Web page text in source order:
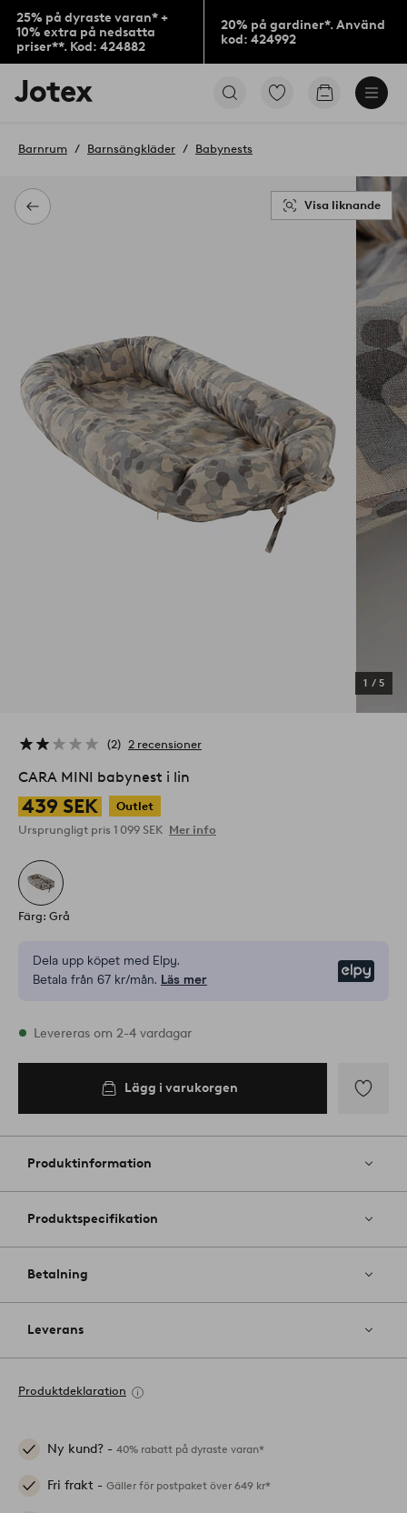
25% på dyraste varan* +
10% extra på nedsatta
priser**. Kod: 424882
20% på gardiner*. Använd
kod: 424992
Jotex
logotyp
till
Gå
Gå
Tillbaka
Barnrum Barnsängkläder Babynests
1 / 5
Visa liknande
2 2 recensioner
CARA MINI babynest i lin
439 SEK
Outlet
Ursprungligt pris 1 099 SEK Mer info
Färg: Grå
Dela upp köpet med Elpy.
Betala från 67 kr/mån. Läs mer
I lager
Levereras om 2-4 vardagar
Lägg i varukorgen
till
favoriter
Produktinformation
Produktspecifikation
Betalning
Leverans
Produktdeklaration
Ny kund? - 40% rabatt på dyraste varan*
Fri frakt - Gäller för postpaket över 649 kr*